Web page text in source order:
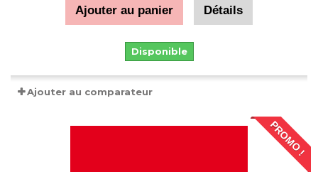
Ajouter au panier Détails
Disponible
Ajouter au comparateur
PROMO !